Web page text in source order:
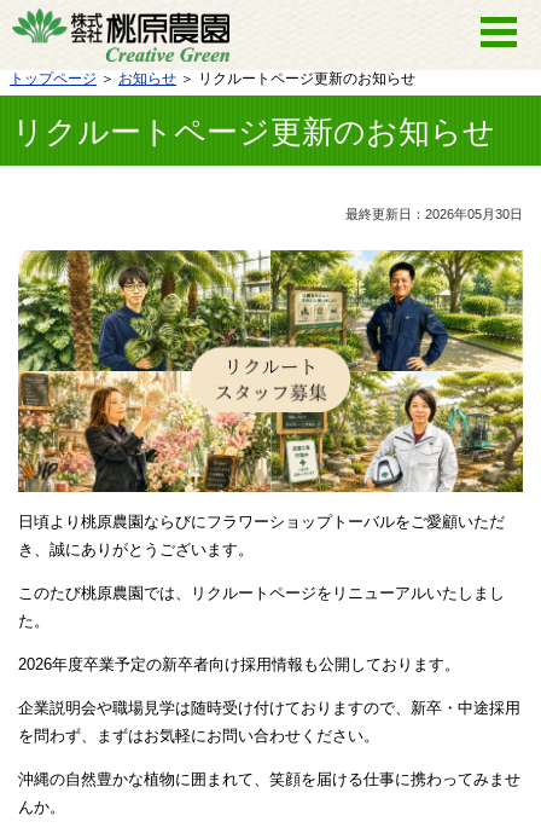
トップページ ＞ お知らせ ＞ リクルートページ更新のお知らせ
リクルートページ更新のお知らせ
最終更新日：2026年05月30日
日頃より桃原農園ならびにフラワーショップトーバルをご愛顧いただ
き、誠にありがとうございます。
このたび桃原農園では、リクルートページをリニューアルいたしまし
た。
2026年度卒業予定の新卒者向け採用情報も公開しております。
企業説明会や職場見学は随時受け付けておりますので、新卒・中途採用
を問わず、まずはお気軽にお問い合わせください。
沖縄の自然豊かな植物に囲まれて、笑顔を届ける仕事に携わってみませ
んか。